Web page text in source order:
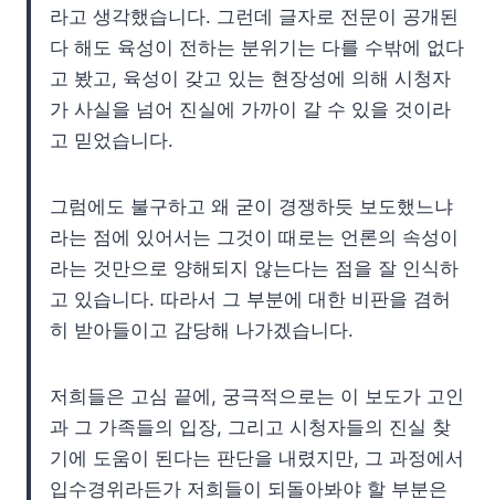
라고 생각했습니다. 그런데 글자로 전문이 공개된
다 해도 육성이 전하는 분위기는 다를 수밖에 없다
고 봤고, 육성이 갖고 있는 현장성에 의해 시청자
가 사실을 넘어 진실에 가까이 갈 수 있을 것이라
고 믿었습니다.
그럼에도 불구하고 왜 굳이 경쟁하듯 보도했느냐
라는 점에 있어서는 그것이 때로는 언론의 속성이
라는 것만으로 양해되지 않는다는 점을 잘 인식하
고 있습니다. 따라서 그 부분에 대한 비판을 겸허
히 받아들이고 감당해 나가겠습니다.
저희들은 고심 끝에, 궁극적으로는 이 보도가 고인
과 그 가족들의 입장, 그리고 시청자들의 진실 찾
기에 도움이 된다는 판단을 내렸지만, 그 과정에서
입수경위라든가 저희들이 되돌아봐야 할 부분은